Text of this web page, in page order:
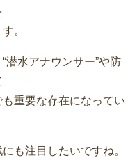
。
潜水アナウンサー”や防
重要な存在になってい
も注目したいですね。